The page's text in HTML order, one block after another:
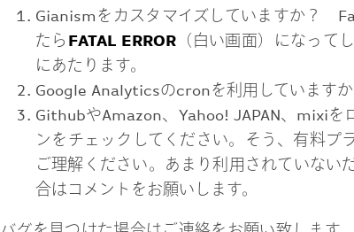
Gianismをカスタマイズしていますか？
たら FATAL ERROR （白い画面）になって
にあたります。
Google Analyticsのcronを利用しています
GithubやAmazon、Yahoo! JAPAN、mixi
ンをチェックしてください。そう、有料プ
ご理解ください。あまり利用されていない
合はコメントをお願いします。